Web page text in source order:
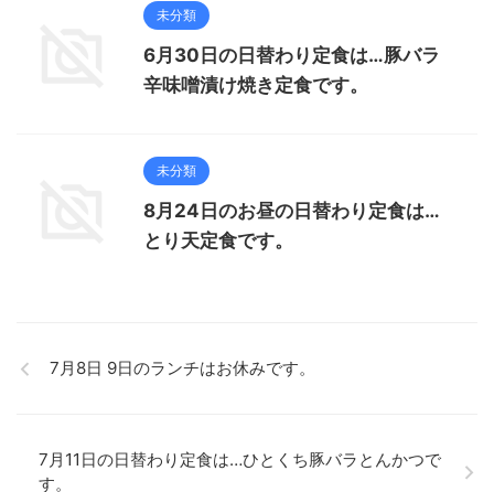
未分類
6月30日の日替わり定食は…豚バラ
辛味噌漬け焼き定食です。
未分類
8月24日のお昼の日替わり定食は…
とり天定食です。
7月8日 9日のランチはお休みです。
7月11日の日替わり定食は…ひとくち豚バラとんかつで
す。